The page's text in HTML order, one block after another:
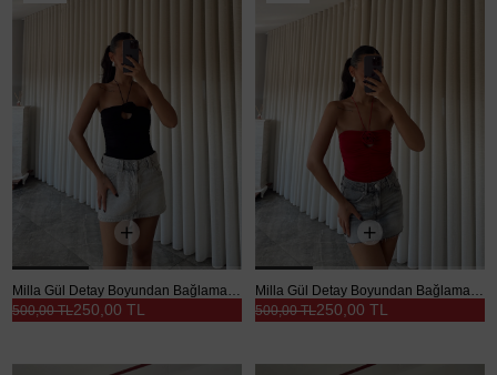
Milla Gül Detay Boyundan Bağlamalı Bodysuit Siyah - Siyah
250,00 TL
500,00 TL
Milla Gül Detay Boyundan Bağlamalı Bodysuit Kırmızı - Kırmızı
250,00 TL
500,00 TL